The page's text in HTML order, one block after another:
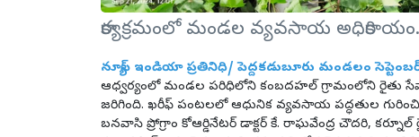
కార్యక్రమంలో మండల వ్యవసాయ అధికారి
న్యూస్ ఇండియా ప్రతినిధి/ పెద్దకడుబూరు మండలం
ఆధ్వర్యంలో మండల పరిధిలోని కంబదహల్ గ్రామంలోని రైతు సేవా
జరిగింది. ఖరీఫ్ పంటలలో ఆధునిక వ్యవసాయ పద్ధతుల
బనవాసి ప్రోగ్రాం కోఆర్డినేటర్ డాక్టర్ కే. రాఘవేంద్ర చౌదరి,